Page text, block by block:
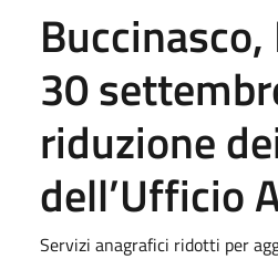
30
riduzione
dell’Ufficio
Servizi anagrafici ridotti per